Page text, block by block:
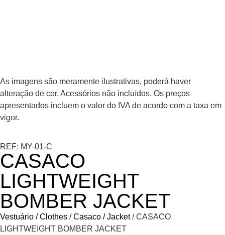
As imagens são meramente ilustrativas, poderá haver
alteração de cor. Acessórios não incluídos. Os preços
apresentados incluem o valor do IVA de acordo com a taxa em
vigor.
REF: MY-01-C
CASACO
LIGHTWEIGHT
BOMBER JACKET
Vestuário / Clothes /Casaco / Jacket/ CASACO
LIGHTWEIGHT BOMBER JACKET